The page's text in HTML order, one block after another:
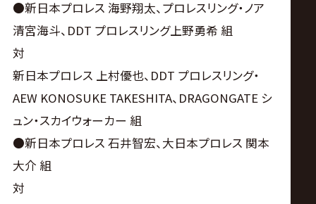
●新日本プロレス 海野翔太、プロレスリング・ノア
清宮海斗、DDT プロレスリング上野勇希 組
対
新日本プロレス 上村優也、DDT プロレスリング・
AEW KONOSUKE TAKESHITA、DRAGONGATE シ
ュン・スカイウォーカー 組
●新日本プロレス 石井智宏、大日本プロレス 関本
大介 組
対